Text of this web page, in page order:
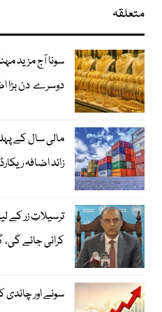
متعلقہ
سونا آج مزید
دوسرے دن بڑا
زائد اضافہ ریکارڈ
ترسیلاتِ زر کے
کرائی جائے
سونے اور چاندی